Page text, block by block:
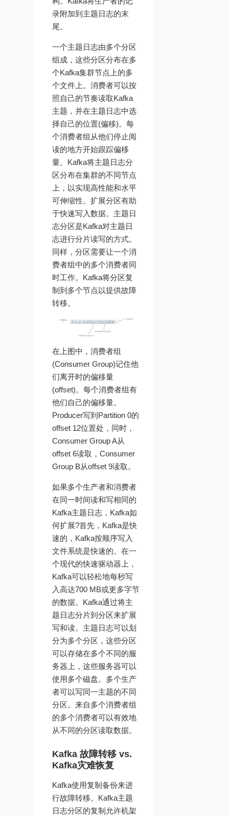
录附加到主题日志的末
尾。
一个主题日志由多个分区
组成，这些分区分布在多
个Kafka集群节点上的多
个文件上。消费者可以按
照自己的节奏读取Kafka
主题，并在主题日志中选
择自己的位置(偏移)。每
个消费者组从他们停止阅
读的地方开始跟踪偏移
量。Kafka将主题日志分
区分布在集群的不同节点
上，以实现高性能和水平
可伸缩性。扩展分区有助
于快速写入数据。主题日
志分区是Kafka对主题日
志进行分片读写的方式。
同样，分区需要让一个消
费者组中的多个消费者同
时工作。Kafka将分区复
制到多个节点以提供故障
转移。
在上图中，消费者组
(Consumer Group)记住他
们离开时的偏移量
(offset)。每个消费者组有
他们自己的偏移量。
Producer写到Partition 0的
offset 12位置处，同时，
Consumer Group A从
offset 6读取，Consumer
Group B从offset 9读取。
如果多个生产者和消费者
在同一时间读和写相同的
Kafka主题日志，Kafka如
何扩展?首先，Kafka是快
速的，Kafka按顺序写入
文件系统是快速的。在一
个现代的快速驱动器上，
Kafka可以轻松地每秒写
入高达700 MB或更多字节
的数据。Kafka通过将主
题日志分片到分区来扩展
写和读。主题日志可以划
分为多个分区，这些分区
可以存储在多个不同的服
务器上，这些服务器可以
使用多个磁盘。多个生产
者可以写同一主题的不同
分区。来自多个消费者组
的多个消费者可以有效地
从不同的分区读取数据。
Kafka 故障转移 vs.
Kafka灾难恢复
Kafka使用复制备份来进
行故障转移。Kafka主题
日志分区的复制允许机架